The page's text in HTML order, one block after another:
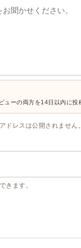
ューの両方を14日以内に
ドレスは公開されません
きます。